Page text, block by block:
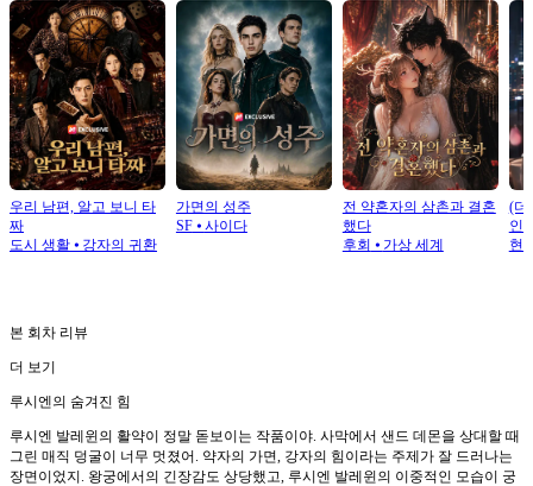
우리 남편, 알고 보니 타
짜
도시 생활 ⦁ 강자의 귀환
가면의 성주
SF⦁ 사이다
전 약혼자의 삼촌과 결혼
했다
후회 ⦁ 가상 세계
(더
인
현
본 회차 리뷰
더 보기
루시엔의 숨겨진 힘
루시엔 발레윈의 활약이 정말 돋보이는 작품이야. 사막에서 샌드 데몬을 상대할 때
그린 매직 덩굴이 너무 멋졌어. 약자의 가면, 강자의 힘이라는 주제가 잘 드러나는
장면이었지. 왕궁에서의 긴장감도 상당했고, 루시엔 발레윈의 이중적인 모습이 궁